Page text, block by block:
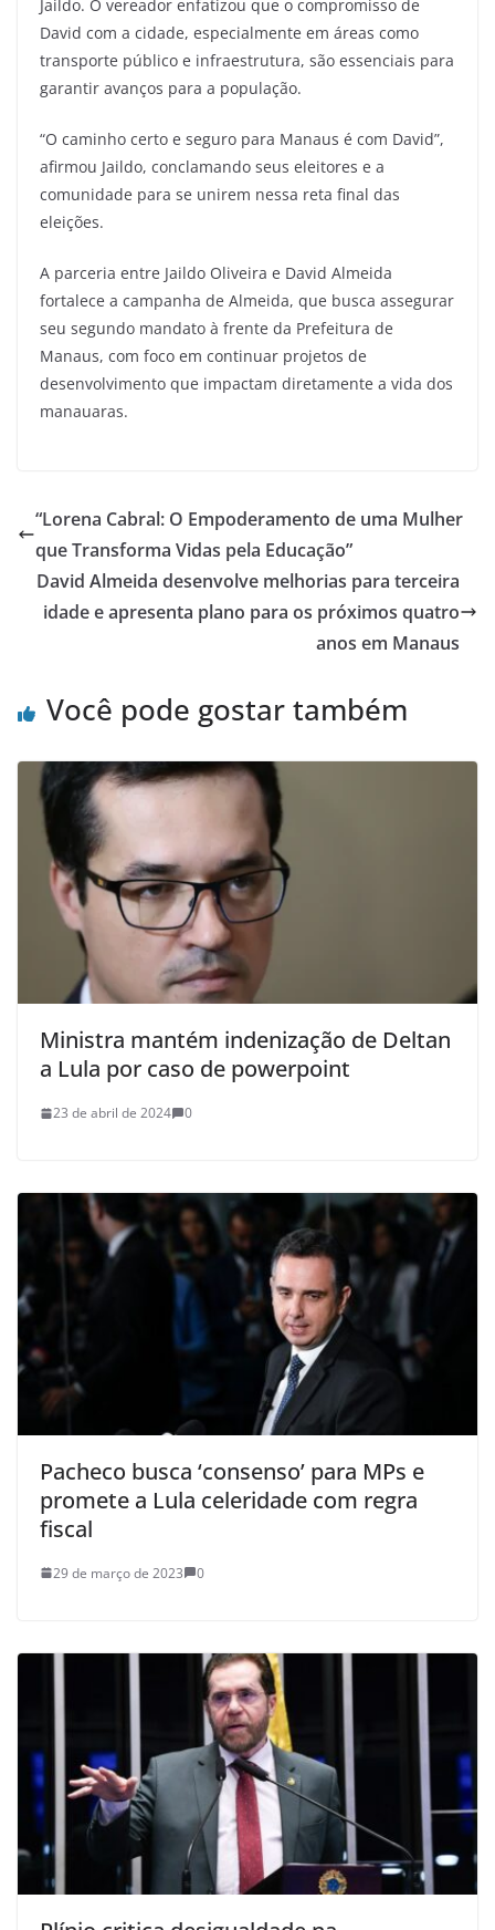
Jaildo. O vereador enfatizou que o compromisso de
David com a cidade, especialmente em áreas como
transporte público e infraestrutura, são essenciais para
garantir avanços para a população.
“O caminho certo e seguro para Manaus é com David”,
afirmou Jaildo, conclamando seus eleitores e a
comunidade para se unirem nessa reta final das
eleições.
A parceria entre Jaildo Oliveira e David Almeida
fortalece a campanha de Almeida, que busca assegurar
seu segundo mandato à frente da Prefeitura de
Manaus, com foco em continuar projetos de
desenvolvimento que impactam diretamente a vida dos
manauaras.
“Lorena Cabral: O Empoderamento de uma Mulher
que Transforma Vidas pela Educação”
David Almeida desenvolve melhorias para terceira
idade e apresenta plano para os próximos quatro
anos em Manaus
Você pode gostar também
Ministra mantém indenização de Deltan
a Lula por caso de powerpoint
23 de abril de 2024 0
Pacheco busca ‘consenso’ para MPs e
promete a Lula celeridade com regra
fiscal
29 de março de 2023 0